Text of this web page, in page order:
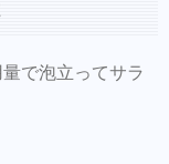
で泡立ってサラ